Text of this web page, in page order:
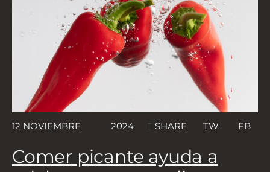
12 NOVIEMBRE 2024 SHARE TW FB
Comer picante ayuda a